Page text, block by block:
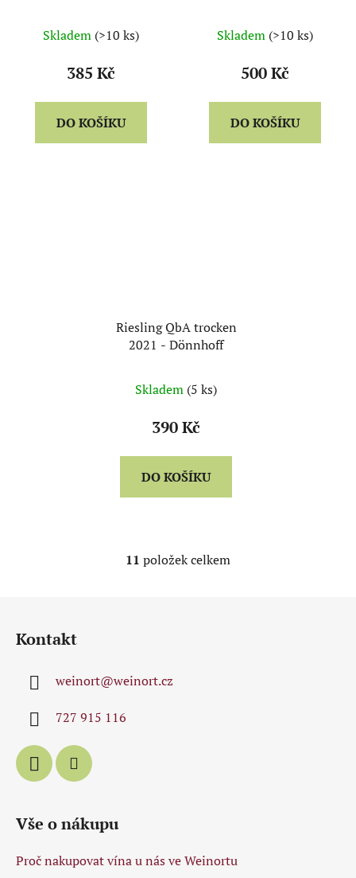
Skladem (>10 ks)
385 Kč
DO KOŠÍKU
Skladem (>10 ks)
500 Kč
DO KOŠÍKU
Riesling QbA trocken
2021 - Dönnhoff
Skladem (5 ks)
390 Kč
DO KOŠÍKU
O
s
11 položek celkem
Kontakt
weinort@weinort.cz
727 915 116
Vše o nákupu
Proč nakupovat vína u nás ve Weinortu